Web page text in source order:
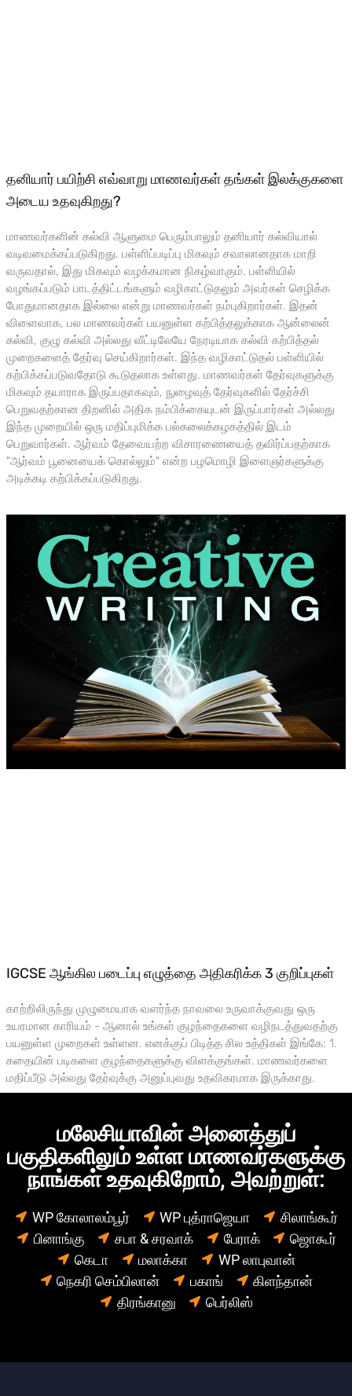
தனியார் பயிற்சி எவ்வாறு மாணவர்கள் தங்கள் இலக்குகளை
அடைய உதவுகிறது?
மாணவர்களின் கல்வி ஆளுமை பெரும்பாலும் தனியார் கல்வியால்
வடிவமைக்கப்படுகிறது. பள்ளிப்படிப்பு மிகவும் சவாலானதாக மாறி
வருவதால், இது மிகவும் வழக்கமான நிகழ்வாகும். பள்ளியில்
வழங்கப்படும் பாடத்திட்டங்களும் வழிகாட்டுதலும் அவர்கள் செழிக்க
போதுமானதாக இல்லை என்று மாணவர்கள் நம்புகிறார்கள். இதன்
விளைவாக, பல மாணவர்கள் பயனுள்ள கற்பித்தலுக்காக ஆன்லைன்
கல்வி, குழு கல்வி அல்லது வீட்டிலேயே நேரடியாக கல்வி கற்பித்தல்
முறைகளைத் தேர்வு செய்கிறார்கள். இந்த வழிகாட்டுதல் பள்ளியில்
கற்பிக்கப்படுவதோடு கூடுதலாக உள்ளது. மாணவர்கள் தேர்வுகளுக்கு
மிகவும் தயாராக இருப்பதாகவும், நுழைவுத் தேர்வுகளில் தேர்ச்சி
பெறுவதற்கான திறனில் அதிக நம்பிக்கையுடன் இருப்பார்கள் அல்லது
இந்த முறையில் ஒரு மதிப்புமிக்க பல்கலைக்கழகத்தில் இடம்
பெறுவார்கள். ஆர்வம் தேவையற்ற விசாரணையைத் தவிர்ப்பதற்காக
"ஆர்வம் பூனையைக் கொல்லும்" என்ற பழமொழி இளைஞர்களுக்கு
அடிக்கடி கற்பிக்கப்படுகிறது.
IGCSE ஆங்கில படைப்பு எழுத்தை அதிகரிக்க 3 குறிப்புகள்
காற்றிலிருந்து முழுமையாக வளர்ந்த நாவலை உருவாக்குவது ஒரு
உயரமான காரியம் - ஆனால் உங்கள் குழந்தைகளை வழிநடத்துவதற்கு
பயனுள்ள முறைகள் உள்ளன. எனக்குப் பிடித்த சில உத்திகள் இங்கே: 1.
கதையின் படிகளை குழந்தைகளுக்கு விளக்குங்கள். மாணவர்களை
மதிப்பீடு அல்லது தேர்வுக்கு அனுப்புவது உதவிகரமாக இருக்காது.
மலேசியாவின் அனைத்துப்
பகுதிகளிலும் உள்ள மாணவர்களுக்கு
நாங்கள் உதவுகிறோம், அவற்றுள்:
WP கோலாலம்பூர் WP புத்ராஜெயா
சிலாங்கூர்
பினாங்கு
சபா & சரவாக் பேராக்
ஜொகூர்
கெடா
மலாக்கா
WP லாபுவான்
நெகரி செம்பிலான்
பகாங்
கிளந்தான்
திரங்கானு
பெர்லிஸ்